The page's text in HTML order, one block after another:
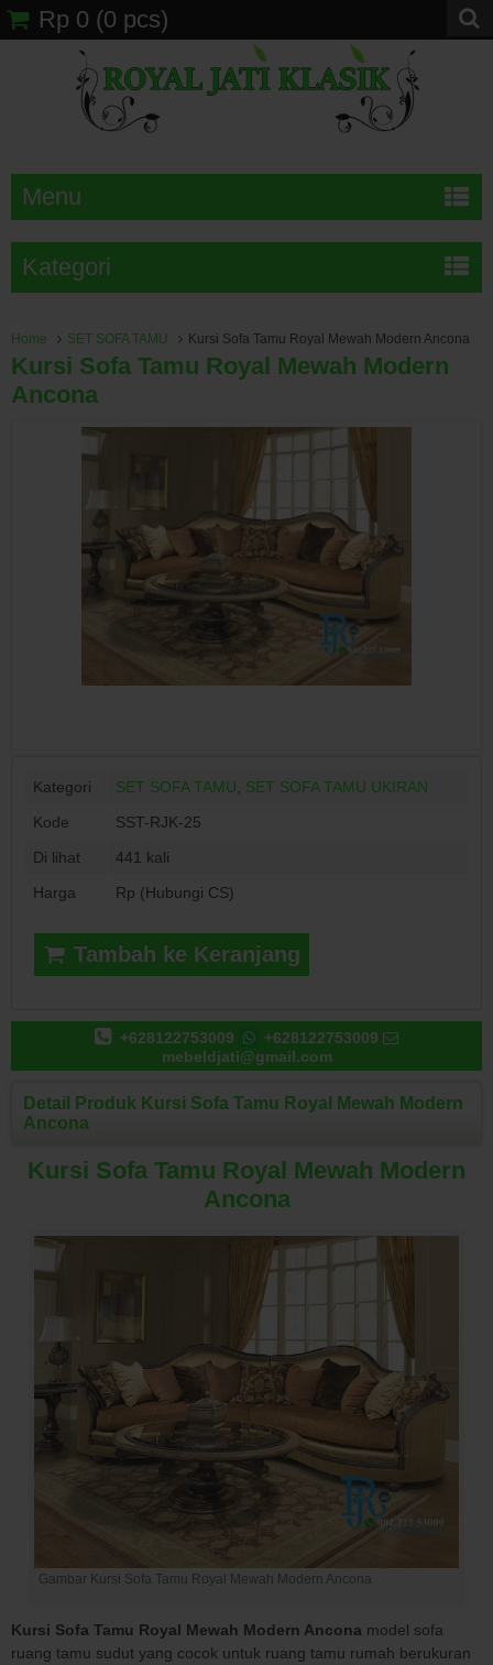
Rp 0 (0 pcs)
Menu
Kategori
Home SET SOFA TAMU Kursi Sofa Tamu Royal Mewah Modern Ancona
Kursi Sofa Tamu Royal Mewah Modern
Ancona
Kategori SET SOFA TAMU
SET SOFA TAMU UKIRAN
Kode
SST-RJK-25
Di lihat
441 kali
Harga
Rp (Hubungi CS)
Tambah ke Keranjang
+628122753009
+628122753009
mebeldjati@gmail.com
Detail Produk Kursi Sofa Tamu Royal Mewah Modern
Ancona
Kursi Sofa Tamu Royal Mewah Modern
Ancona
Gambar Kursi Sofa Tamu Royal Mewah Modern Ancona
Kursi Sofa Tamu Royal Mewah Modern Ancona model sofa
ruang tamu sudut yang cocok untuk ruang tamu rumah berukuran